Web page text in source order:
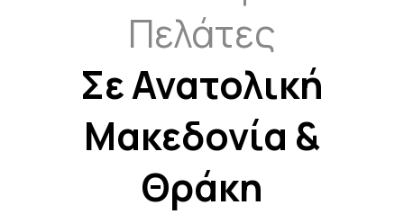
Πελάτες
Σε Ανατολική
Μακεδονία &
Θράκη